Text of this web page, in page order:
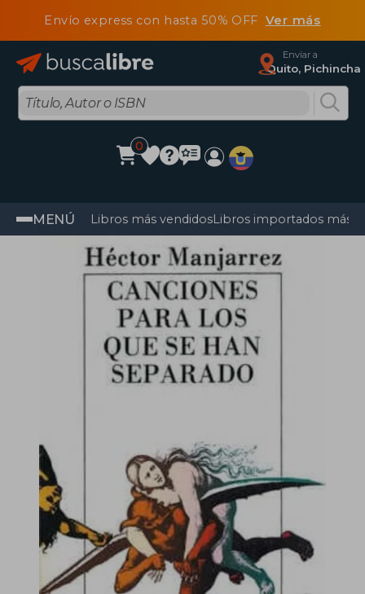
Envío express con hasta 50% OFF Ver más
Enviar a
Quito, Pichincha
0
MENÚ Libros más vendidosLibros importados más